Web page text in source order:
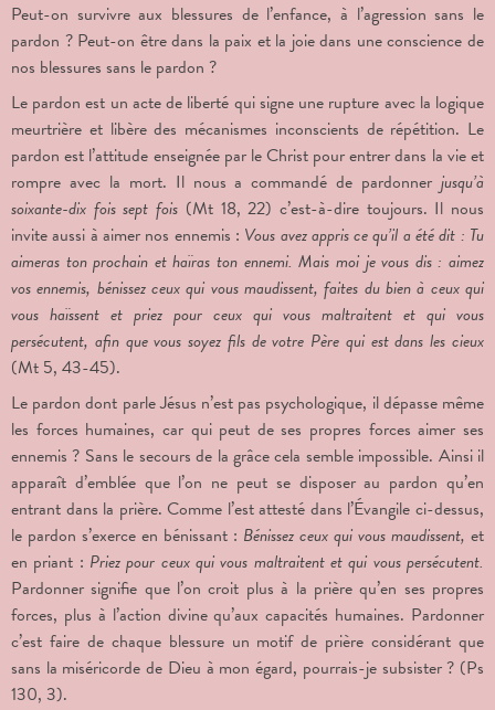
Peut-on survivre aux blessures de l’enfance, à l’agression sans le
pardon ? Peut-on être dans la paix et la joie dans une conscience de
nos blessures sans le pardon ?
Le pardon est un acte de liberté qui signe une rupture avec la logique
meurtrière et libère des mécanismes inconscients de répétition. Le
pardon est l’attitude enseignée par le Christ pour entrer dans la vie et
rompre avec la mort. Il nous a commandé de pardonner jusqu’à
soixante-dix fois sept fois (Mt 18, 22) c’est-à-dire toujours. Il nous
invite aussi à aimer nos ennemis : Vous avez appris ce qu’il a été dit : Tu
aimeras ton prochain et haïras ton ennemi. Mais moi je vous dis : aimez
vos ennemis, bénissez ceux qui vous maudissent, faites du bien à ceux qui
vous haïssent et priez pour ceux qui vous maltraitent et qui vous
persécutent, afin que vous soyez fils de votre Père qui est dans les cieux
(Mt 5, 43-45).
Le pardon dont parle Jésus n’est pas psychologique, il dépasse même
les forces humaines, car qui peut de ses propres forces aimer ses
ennemis ? Sans le secours de la grâce cela semble impossible. Ainsi il
apparaît d’emblée que l’on ne peut se disposer au pardon qu’en
entrant dans la prière. Comme l’est attesté dans l’Évangile ci-dessus,
le pardon s’exerce en bénissant : Bénissez ceux qui vous maudissent, et
en priant : Priez pour ceux qui vous maltraitent et qui vous persécutent.
Pardonner signifie que l’on croit plus à la prière qu’en ses propres
forces, plus à l’action divine qu’aux capacités humaines. Pardonner
c’est faire de chaque blessure un motif de prière considérant que
sans la miséricorde de Dieu à mon égard, pourrais-je subsister ? (Ps
130, 3).